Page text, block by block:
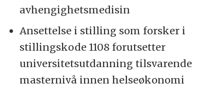
avhengighetsmedisin
Ansettelse i stilling som forsker i
stillingskode 1108 forutsetter
universitetsutdanning tilsvarende
masternivå innen helseøkonomi